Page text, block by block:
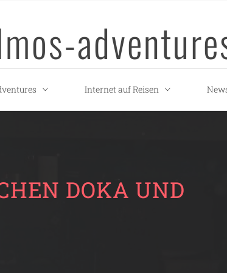
Internet auf Reisen
DOKA UND